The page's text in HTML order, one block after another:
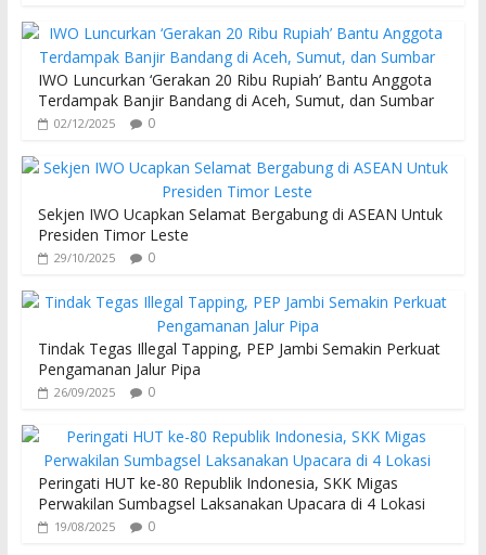
IWO Luncurkan ‘Gerakan 20 Ribu Rupiah’ Bantu Anggota
Terdampak Banjir Bandang di Aceh, Sumut, dan Sumbar
02/12/2025 0
Sekjen IWO Ucapkan Selamat Bergabung di ASEAN Untuk
Presiden Timor Leste
29/10/2025 0
Tindak Tegas Illegal Tapping, PEP Jambi Semakin Perkuat
Pengamanan Jalur Pipa
26/09/2025 0
Peringati HUT ke-80 Republik Indonesia, SKK Migas
Perwakilan Sumbagsel Laksanakan Upacara di 4 Lokasi
19/08/2025 0